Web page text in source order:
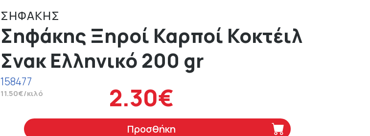
ΣΗΦΑΚΗΣ
Σηφάκης Ξηροί Καρποί Κοκτέιλ
Σνακ Ελληνικό 200 gr
158477
11.50€/κιλό 2.30€
Προσθήκη